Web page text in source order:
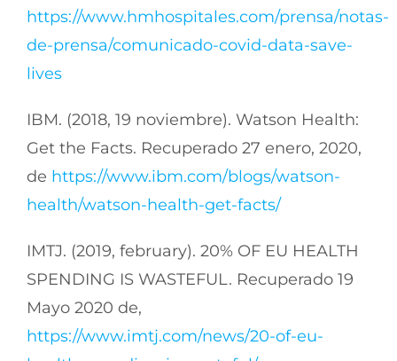
https://www.hmhospitales.com/prensa/notas-
de-prensa/comunicado-covid-data-save-
lives
IBM. (2018, 19 noviembre). Watson Health:
Get the Facts. Recuperado 27 enero, 2020,
de https://www.ibm.com/blogs/watson-
health/watson-health-get-facts/
IMTJ. (2019, february). 20% OF EU HEALTH
SPENDING IS WASTEFUL. Recuperado 19
Mayo 2020 de,
https://www.imtj.com/news/20-of-eu-